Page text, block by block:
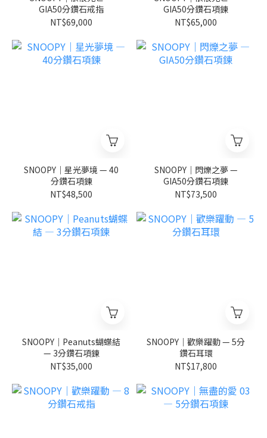
GIA50分鑽石戒指
NT$69,000
GIA50分鑽石項鍊
NT$65,000
SNOOPY｜星光夢境 — 40
分鑽石項鍊
NT$48,500
SNOOPY｜閃爍之夢 —
GIA50分鑽石項鍊
NT$73,500
SNOOPY｜Peanuts蝴蝶結
— 3分鑽石項鍊
NT$35,000
SNOOPY｜歡樂躍動 — 5分
鑽石耳環
NT$17,800